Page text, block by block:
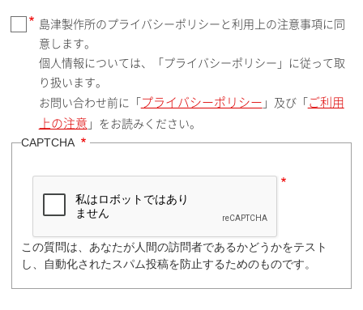
島津製作所のプライバシーポリシーと利用上の注意事項に同
意します。
個人情報については、「プライバシーポリシー」に従って取
り扱います。
お問い合わせ前に「 プライバシーポリシー 」及び「 ご利用
上の注意 」をお読みください。
CAPTCHA
この質問は、あなたが人間の訪問者であるかどうかをテスト
し、自動化されたスパム投稿を防止するためのものです。